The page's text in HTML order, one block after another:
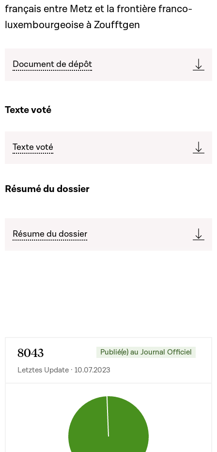
français entre Metz et la frontière franco-
luxembourgeoise à Zoufftgen
Document de dépôt
Texte voté
Texte voté
Résumé du dossier
Résume du dossier
8043
Publié(e) au Journal Officiel
Letztes Update · 10.07.2023